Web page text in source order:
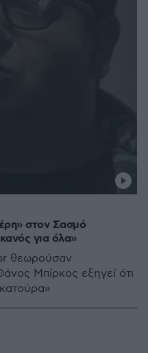
στον Σασμό
για όλα»
θεωρούσαν
Μπίρκος εξηγεί ότι